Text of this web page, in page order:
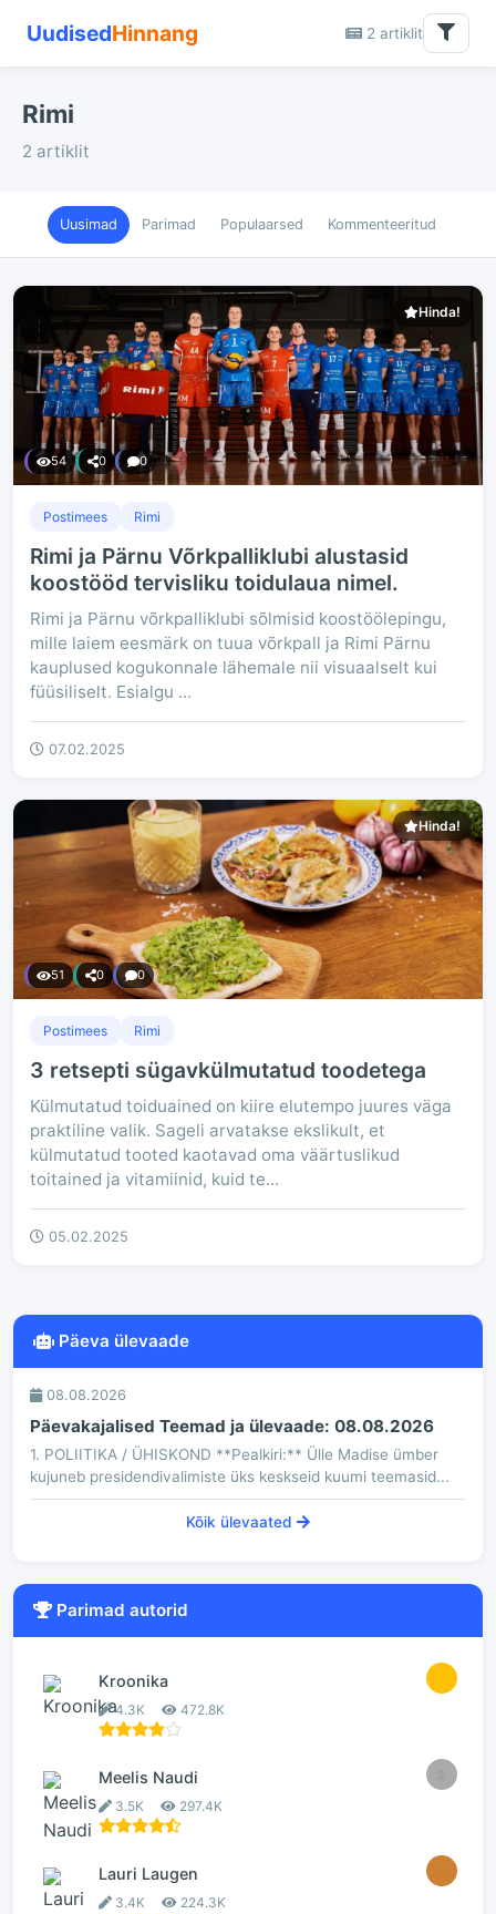
UudisedHinnang 2 artiklit
Rimi
2 artiklit
Uusimad Parimad Populaarsed Kommenteeritud
Hinda!
54 0 0
Postimees Rimi
Rimi ja Pärnu Võrkpalliklubi alustasid
koostööd tervisliku toidulaua nimel.
Rimi ja Pärnu võrkpalliklubi sõlmisid koostöölepingu,
mille laiem eesmärk on tuua võrkpall ja Rimi Pärnu
kauplused kogukonnale lähemale nii visuaalselt kui
füüsiliselt. Esialgu ...
07.02.2025
Hinda!
51 0 0
Postimees Rimi
3 retsepti sügavkülmutatud toodetega
Külmutatud toiduained on kiire elutempo juures väga
praktiline valik. Sageli arvatakse ekslikult, et
külmutatud tooted kaotavad oma väärtuslikud
toitained ja vitamiinid, kuid te...
05.02.2025
Päeva ülevaade
08.08.2026
Päevakajalised Teemad ja ülevaade: 08.08.2026
1. POLIITIKA / ÜHISKOND **Pealkiri:** Ülle Madise ümber
kujuneb presidendivalimiste üks keskseid kuumi teemasid...
Kõik ülevaated
Parimad autorid
Kroonika
4.3K 472.8K
Meelis Naudi
3.5K 297.4K
Lauri Laugen
3.4K 224.3K